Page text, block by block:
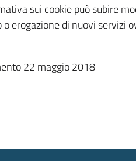
sui cookie può subire
erogazione di nuovi servizi
22 maggio 2018